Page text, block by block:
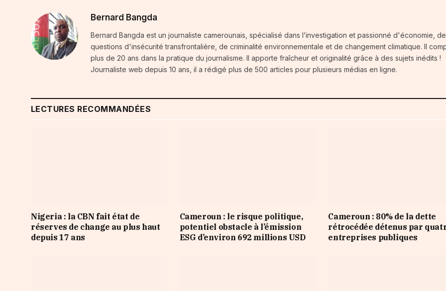
Bernard Bangda
Bernard Bangda est un journaliste camerounais, spécialisé dans l’investigation et passionné d'économie,
questions d'insécurité transfrontalière, de criminalité environnementale et de changement climatique. Il
plus de 20 ans dans la pratique du journalisme. Il apporte fraîcheur et originalité grâce à des sujets inédits !
Journaliste web depuis 10 ans, il a rédigé plus de 500 articles pour plusieurs médias en ligne.
LECTURES RECOMMANDÉES
Nigeria : la CBN fait état de
réserves de change au plus haut
depuis 17 ans
Cameroun : le risque politique,
potentiel obstacle à l’émission
ESG d’environ 692 millions USD
Cameroun : 80% de la dette
rétrocédée détenus par
entreprises publiques